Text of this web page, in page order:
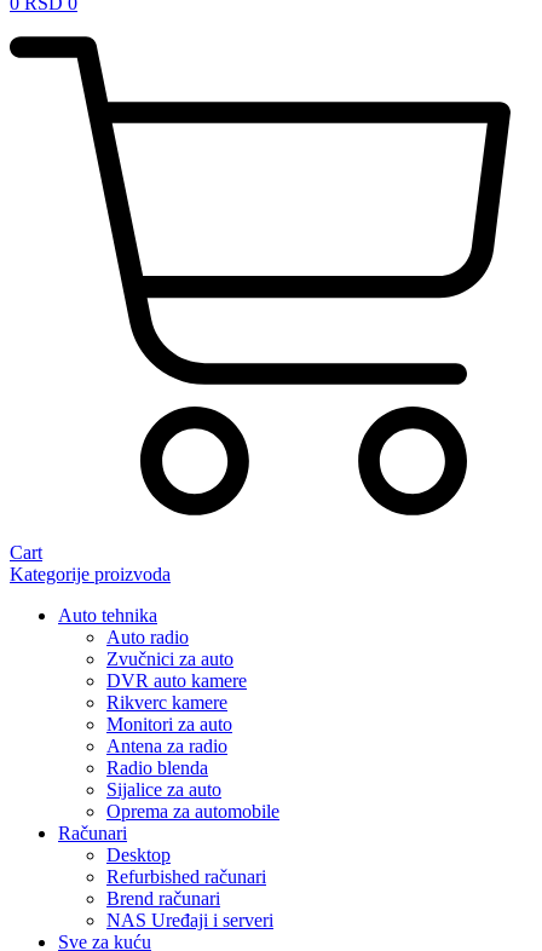
Cart
Kategorije proizvoda
Auto tehnika
Auto radio
Zvučnici za auto
DVR auto kamere
Rikverc kamere
Monitori za auto
Antena za radio
Radio blenda
Sijalice za auto
Oprema za automobile
Računari
Desktop
Refurbished računari
Brend računari
NAS Uređaji i serveri
Sve za kuću